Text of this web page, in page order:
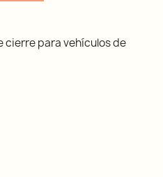
cierre para vehículos de